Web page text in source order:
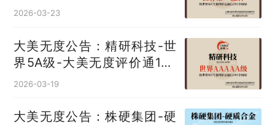
美无度评价通193国
2026-03-23
大美无度公告：精研科技-世
界5A级-大美无度评价通193
国
2026-03-19
大美无度公告：株硬集团-硬